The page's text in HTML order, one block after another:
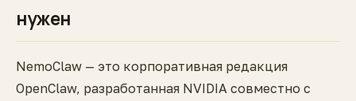
нужен
NemoClaw — это корпоративная редакция
OpenClaw, разработанная NVIDIA совместно с